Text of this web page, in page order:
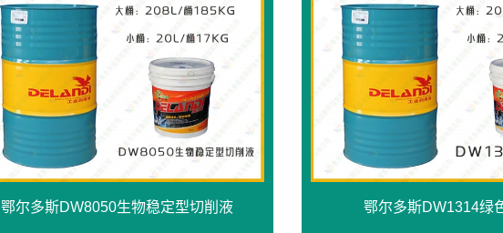
鄂尔多斯DW8050生物稳定型切削液 鄂尔多斯DW1314绿